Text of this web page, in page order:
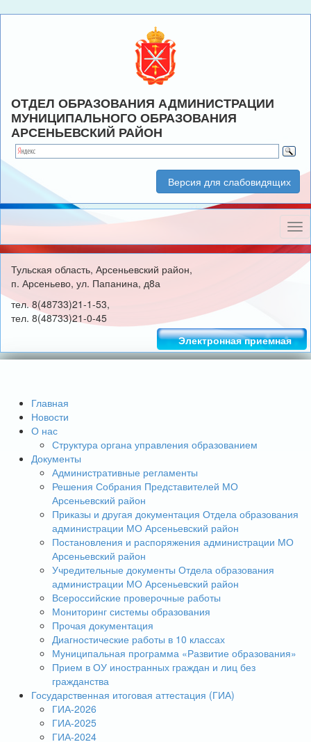
ОТДЕЛ ОБРАЗОВАНИЯ АДМИНИСТРАЦИИ
МУНИЦИПАЛЬНОГО ОБРАЗОВАНИЯ
АРСЕНЬЕВСКИЙ РАЙОН
Версия для слабовидящих
Тульская область, Арсеньевский район,
п. Арсеньево, ул. Папанина, д8а
тел. 8(48733)21-1-53,
тел. 8(48733)21-0-45
Электронная приемная
Главная
Новости
О нас
Структура органа управления образованием
Документы
Административные регламенты
Решения Собрания Представителей МО
Арсеньевский район
Приказы и другая документация Отдела образования
администрации МО Арсеньевский район
Постановления и распоряжения администрации МО
Арсеньевский район
Учредительные документы Отдела образования
администрации МО Арсеньевский район
Всероссийские проверочные работы
Мониторинг системы образования
Прочая документация
Диагностические работы в 10 классах
Муниципальная программа «Развитие образования»
Прием в ОУ иностранных граждан и лиц без
гражданства
Государственная итоговая аттестация (ГИА)
ГИА-2026
ГИА-2025
ГИА-2024